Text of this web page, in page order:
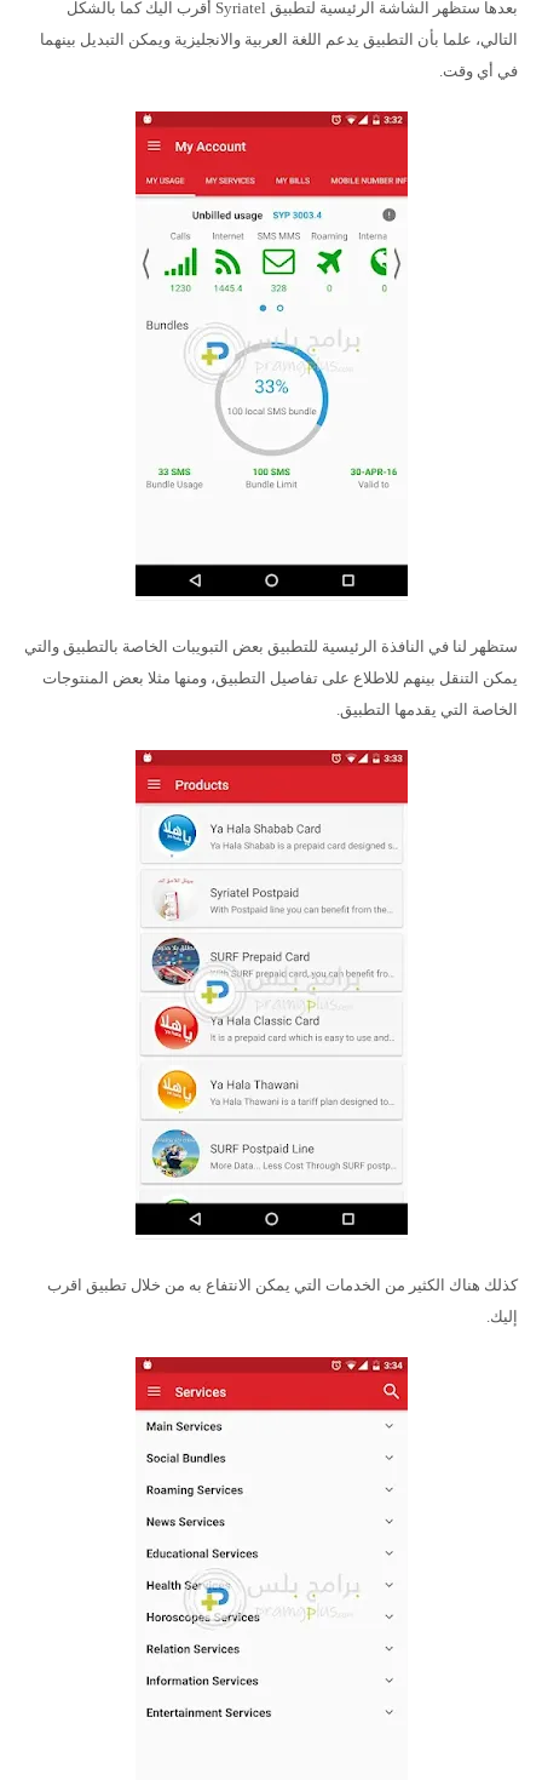
بعدها ستظهر الشاشة الرئيسية لتطبيق Syriatel أقرب اليك كما بالشكل
التالي، علما بأن التطبيق يدعم اللغة العربية والانجليزية ويمكن التبديل بينهما
في أي وقت.
ستظهر لنا في النافذة الرئيسية للتطبيق بعض التبويبات الخاصة بالتطبيق والتي
يمكن التنقل بينهم للاطلاع على تفاصيل التطبيق، ومنها مثلا بعض المنتوجات
الخاصة التي يقدمها التطبيق.
كذلك هناك الكثير من الخدمات التي يمكن الانتفاع به من خلال تطبيق اقرب
إليك.